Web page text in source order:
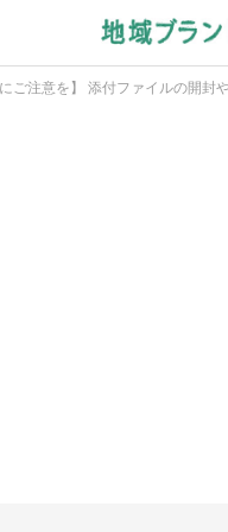
ご注意を】 添付ファイルの開